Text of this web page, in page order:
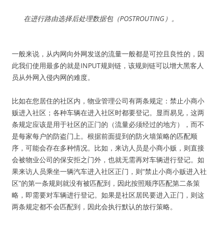
在进行路由选择后处理数据包（POSTROUTING）。
一般来说，从内网向外网发送的流量一般都是可控且良性的，因
此我们使用最多的就是INPUT规则链，该规则链可以增大黑客人
员从外网入侵内网的难度。
比如在您居住的社区内，物业管理公司有两条规定：禁止小商小
贩进入社区；各种车辆在进入社区时都要登记。显而易见，这两
条规定应该是用于社区的正门的（流量必须经过的地方），而不
是每家每户的防盗门上。根据前面提到的防火墙策略的匹配顺
序，可能会存在多种情况。比如，来访人员是小商小贩，则直接
会被物业公司的保安拒之门外，也就无需再对车辆进行登记。如
果来访人员乘坐一辆汽车进入社区正门，则“禁止小商小贩进入社
区”的第一条规则就没有被匹配到，因此按照顺序匹配第二条策
略，即需要对车辆进行登记。如果是社区居民要进入正门，则这
两条规定都不会匹配到，因此会执行默认的放行策略。